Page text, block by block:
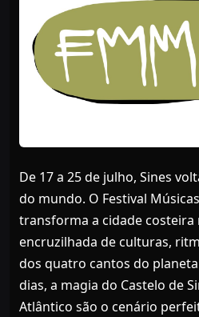
De 17 a 25 de julho, Sines
do mundo. O Festival
transforma a cidade costeira
encruzilhada de culturas,
dos quatro cantos do
dias, a magia do Castelo de
Atlântico são o cenário